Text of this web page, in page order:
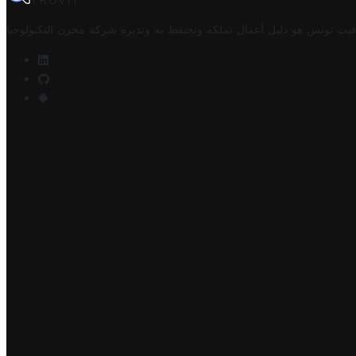
تونس هو دليل أعمال تملكه وتحتفظ به وتديره شركة مخزن التكنولوجيا